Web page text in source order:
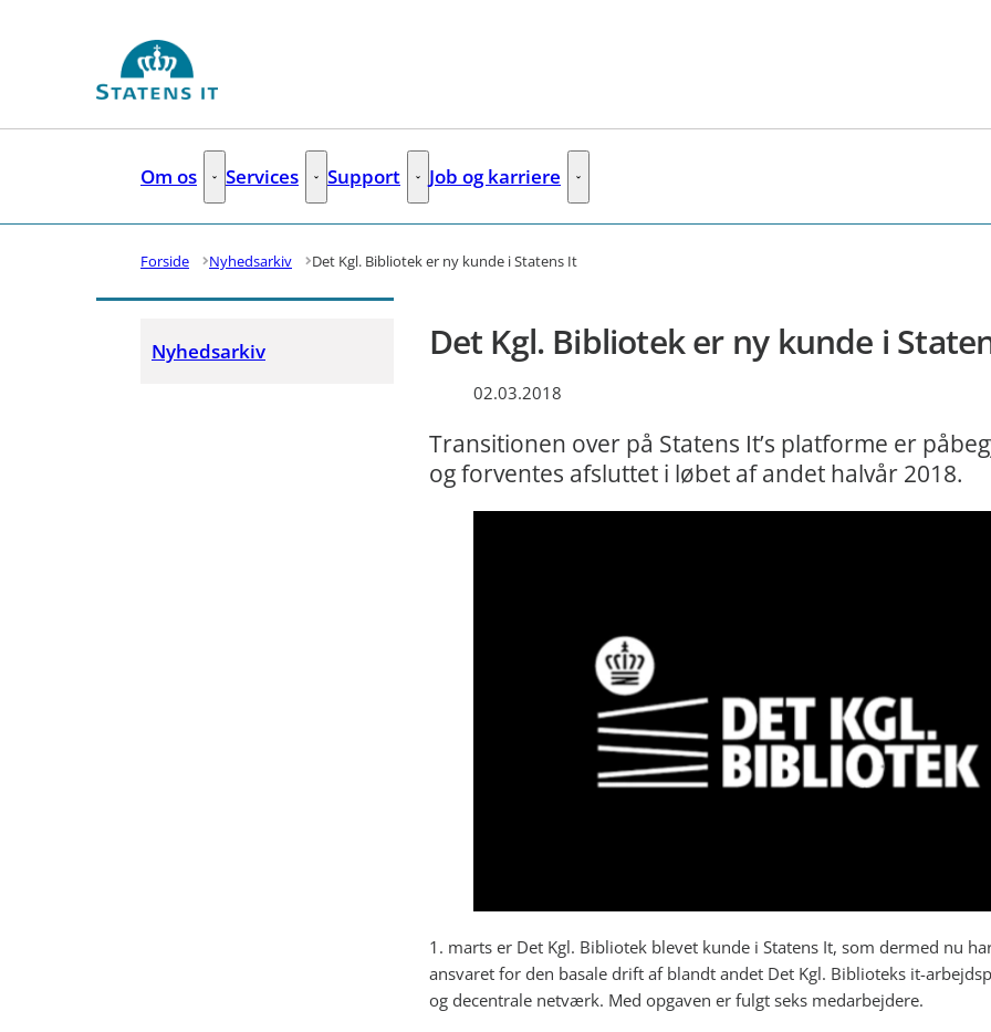
Om os Om os - Flere links
Services Services - Flere links
Support Support - Flere links
Job og karriere Job og karriere - Flere links
Forside Nyhedsarkiv Det Kgl. Bibliotek er ny kunde i Statens It
Nyhedsarkiv Det Kgl. Bibliotek er ny kunde i
02.03.2018
Transitionen over på Statens It’s platforme er
og forventes afsluttet i løbet af andet halvår 2018.
1. marts er Det Kgl. Bibliotek blevet kunde i Statens It, som dermed nu
ansvaret for den basale drift af blandt andet Det Kgl. Biblioteks it-
og decentrale netværk. Med opgaven er fulgt seks medarbejdere.